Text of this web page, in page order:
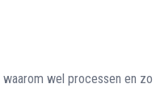
wel processen en